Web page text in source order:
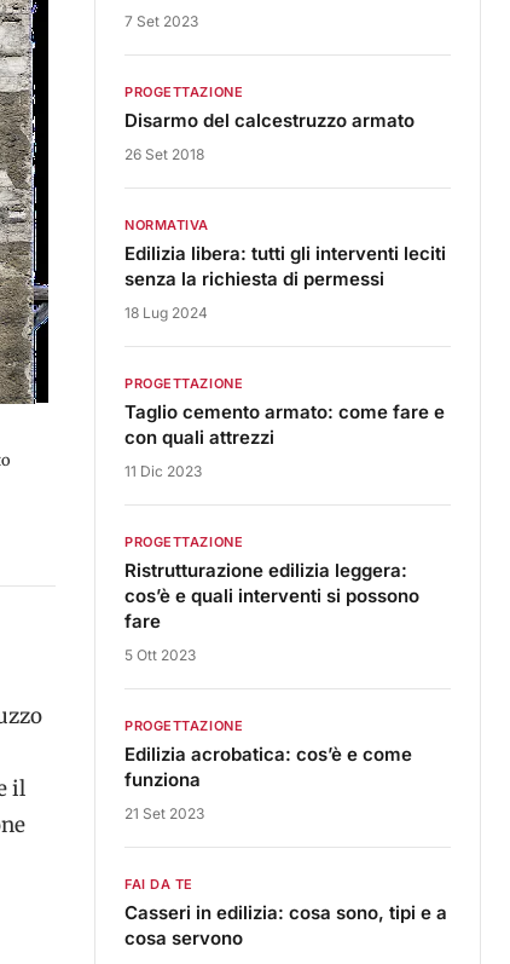
il
7 Set 2023
PROGETTAZIONE
Disarmo del calcestruzzo armato
26 Set 2018
NORMATIVA
Edilizia libera: tutti gli interventi leciti
senza la richiesta di permessi
18 Lug 2024
PROGETTAZIONE
Taglio cemento armato: come fare e
con quali attrezzi
11 Dic 2023
PROGETTAZIONE
Ristrutturazione edilizia leggera:
cos’è e quali interventi si possono
fare
5 Ott 2023
PROGETTAZIONE
Edilizia acrobatica: cos’è e come
funziona
21 Set 2023
FAI DA TE
Casseri in edilizia: cosa sono, tipi e a
cosa servono